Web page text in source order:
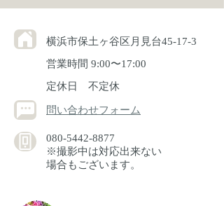
横浜市保土ヶ谷区月見台45-17-3
​営業時間 9:00〜17:00
​定休日 不定休
問い合わせフォーム
080-5442-8877
※撮影中は対応出来ない
場合もございます。